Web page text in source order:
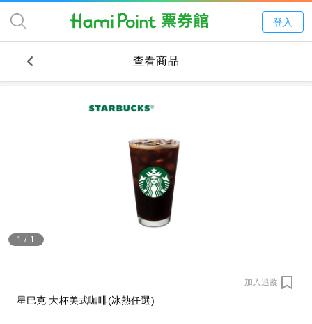
登入
查看商品
1 / 1
加入追蹤
星巴克 大杯美式咖啡(冰熱任選)